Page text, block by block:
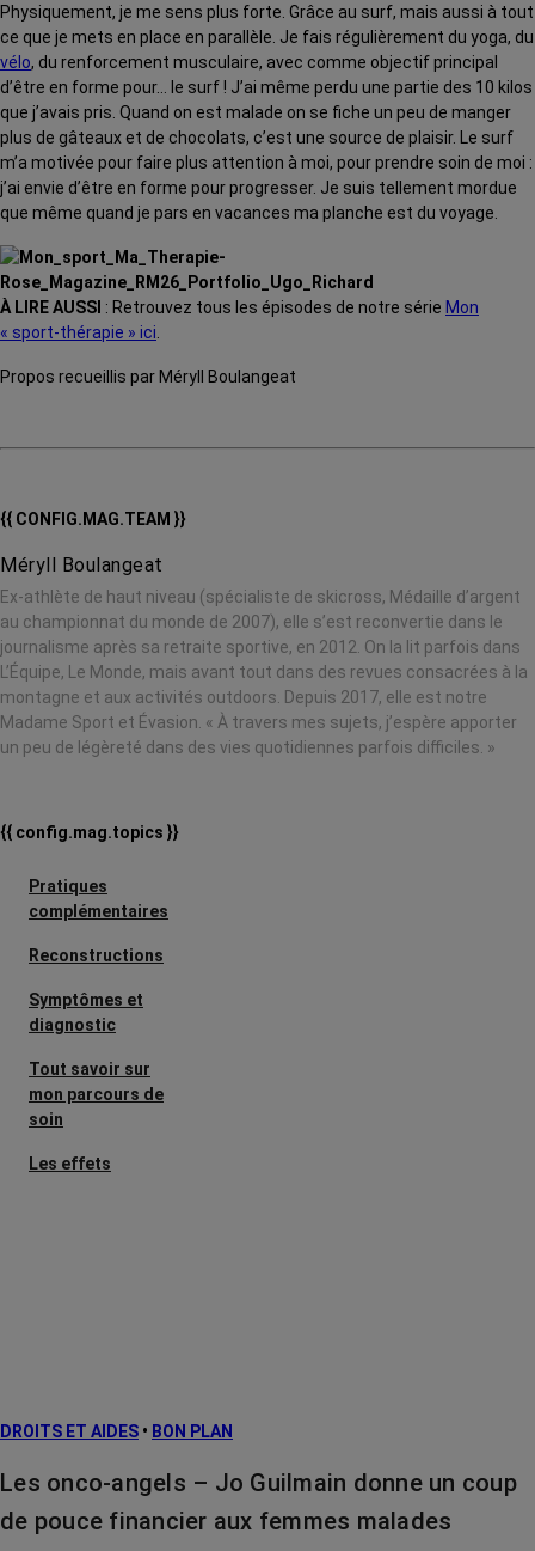
Physiquement, je me sens plus forte. Grâce au surf, mais aussi à tout
ce que je mets en place en parallèle. Je fais régulièrement du yoga, du
vélo, du renforcement musculaire, avec comme objectif principal
d’être en forme pour… le surf ! J’ai même perdu une partie des 10 kilos
que j’avais pris. Quand on est malade on se fiche un peu de manger
plus de gâteaux et de chocolats, c’est une source de plaisir. Le surf
m’a motivée pour faire plus attention à moi, pour prendre soin de moi :
j’ai envie d’être en forme pour progresser. Je suis tellement mordue
que même quand je pars en vacances ma planche est du voyage.
À LIRE AUSSI : Retrouvez tous les épisodes de notre série Mon
« sport-thérapie » ici
Propos recueillis par Méryll Boulangeat
{{ CONFIG.MAG.TEAM }}
Méryll Boulangeat
Ex-athlète de haut niveau (spécialiste de skicross, Médaille d’argent
au championnat du monde de 2007), elle s’est reconvertie dans le
journalisme après sa retraite sportive, en 2012. On la lit parfois dans
L’Équipe, Le Monde, mais avant tout dans des revues consacrées à la
montagne et aux activités outdoors. Depuis 2017, elle est notre
Madame Sport et Évasion. « À travers mes sujets, j’espère apporter
un peu de légèreté dans des vies quotidiennes parfois difficiles. »
{{ config.mag.topics }}
Pratiques
complémentaires
Reconstructions
Symptômes et
diagnostic
Tout savoir sur
mon parcours de
soin
Les effets
Traitements
La vie autour
DROITS ET AIDES • BON PLAN
Les onco-angels – Jo Guilmain donne un coup
de pouce financier aux femmes malades